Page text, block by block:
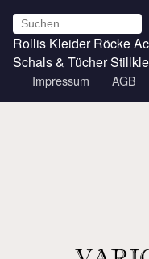
Rollis Kleider Röcke
Schals & Tücher
Impressum
AGB